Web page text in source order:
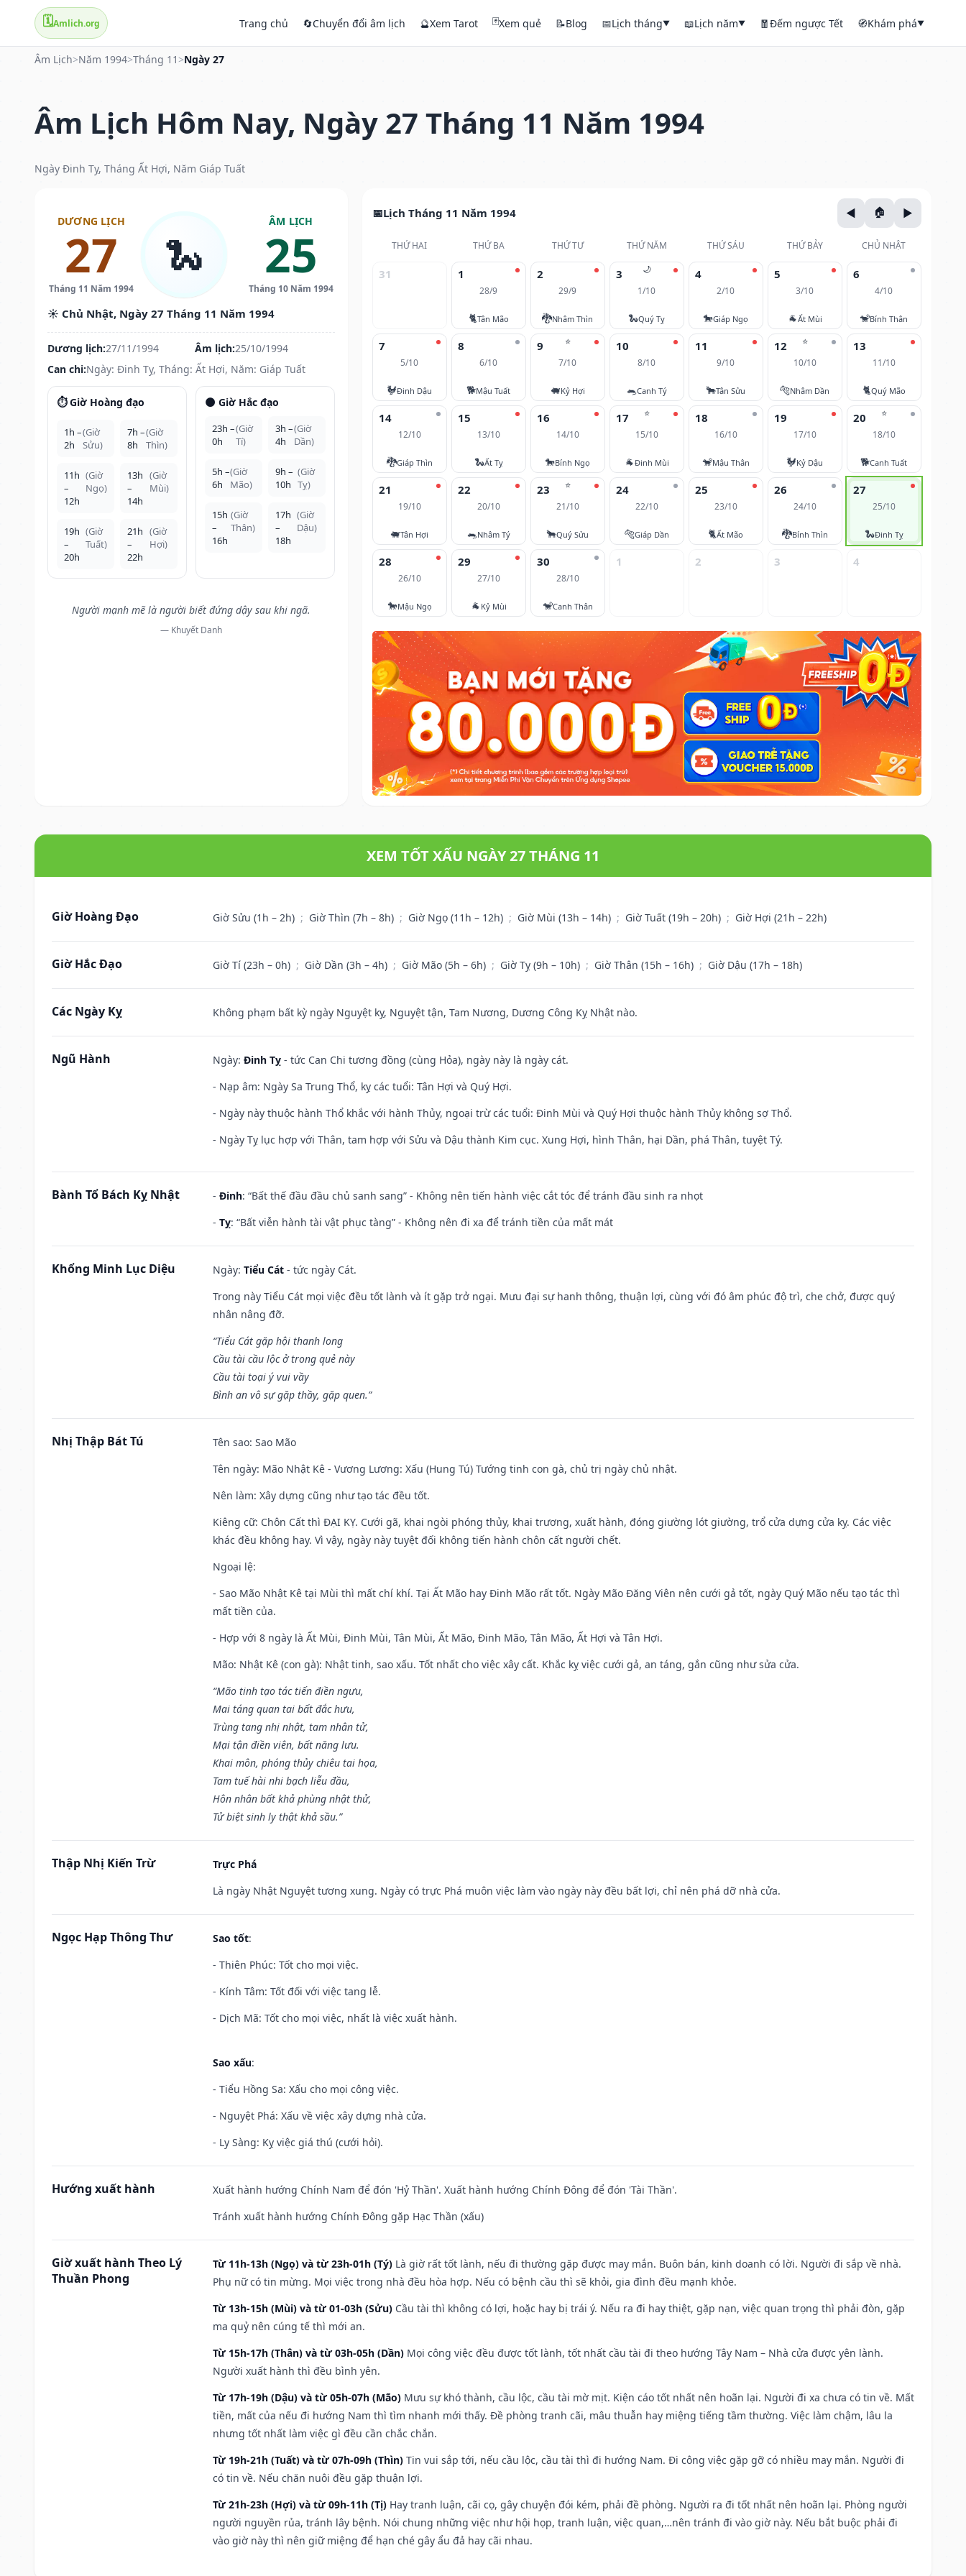
🗓️Amlich.org Trang chủ 🔄Chuyển đổi âm lịch 🔮Xem Tarot 🃏Xem quẻ 📝Blog 📅Lịch tháng▼ 📖Lịch năm▼ 🧧Đếm ngược Tết 🧭Khám phá▼
Âm Lịch>Năm 1994>Tháng 11 >Ngày 27
Âm Lịch Hôm Nay, Ngày 27 Tháng 11 Năm 1994
Ngày Đinh Tỵ, Tháng Ất Hợi, Năm Giáp Tuất
DƯƠNG LỊCH
27
Tháng 11 Năm 1994
🐍
ÂM LỊCH
25
Tháng 10 Năm 1994
☀️ Chủ Nhật, Ngày 27 Tháng 11 Năm 1994
Dương lịch:27/11/1994 Âm lịch:25/10/1994
Can chi:Ngày: Đinh Tỵ, Tháng: Ất Hợi, Năm: Giáp Tuất
⏱️ Giờ Hoàng đạo
1h –
2h
(Giờ
Sửu)
7h –
8h
(Giờ
Thìn)
11h
–
12h
(Giờ
Ngọ)
13h
–
14h
(Giờ
Mùi)
19h
–
20h
(Giờ
Tuất)
21h
–
22h
(Giờ
Hợi)
🌑 Giờ Hắc đạo
23h –
0h
(Giờ
Tí)
3h –
4h
(Giờ
Dần)
5h –
6h
(Giờ
Mão)
9h –
10h
(Giờ
Tỵ)
15h
–
16h
(Giờ
Thân)
17h
–
18h
(Giờ
Dậu)
Người mạnh mẽ là người biết đứng dậy sau khi ngã.
— Khuyết Danh
Lịch Tháng 11 Năm 1994
THỨ HAI THỨ BA THỨ TƯ THỨ NĂM THỨ SÁU THỨ BẢY CHỦ NHẬT
31 1
28/9
🐈Tân Mão
2
29/9
🐉Nhâm Thìn
🌙
3
1/10
🐍Quý Tỵ
4
2/10
🐎Giáp Ngọ
5
3/10
🐐Ất Mùi
6
4/10
🐒Bính Thân
7
5/10
🐓Đinh Dậu
8
6/10
🐕Mậu Tuất
⭐
9
7/10
🐖Kỷ Hợi
10
8/10
🐀Canh Tý
11
9/10
🐂Tân Sửu
⭐
12
10/10
🐅Nhâm Dần
13
11/10
🐈Quý Mão
14
12/10
🐉Giáp Thìn
15
13/10
🐍Ất Tỵ
16
14/10
🐎Bính Ngọ
⭐
17
15/10
🐐Đinh Mùi
18
16/10
🐒Mậu Thân
19
17/10
🐓Kỷ Dậu
⭐
20
18/10
🐕Canh Tuất
21
19/10
🐖Tân Hợi
22
20/10
🐀Nhâm Tý
⭐
23
21/10
🐂Quý Sửu
24
22/10
🐅Giáp Dần
25
23/10
🐈Ất Mão
26
24/10
🐉Bính Thìn
27
25/10
🐍Đinh Tỵ
28
26/10
🐎Mậu Ngọ
29
27/10
🐐 Kỷ Mùi
30
28/10
🐒Canh Thân
1 2 3 4
XEM TỐT XẤU NGÀY 27 THÁNG 11
Giờ Hoàng Đạo Giờ Sửu (1h – 2h) ; Giờ Thìn (7h – 8h) ; Giờ Ngọ (11h – 12h) ; Giờ Mùi (13h – 14h) ; Giờ Tuất (19h – 20h) ; Giờ Hợi (21h – 22h)
Giờ Hắc Đạo Giờ Tí (23h – 0h) ; Giờ Dần (3h – 4h) ; Giờ Mão (5h – 6h) ; Giờ Tỵ (9h – 10h) ; Giờ Thân (15h – 16h) ; Giờ Dậu (17h – 18h)
Các Ngày Kỵ Không phạm bất kỳ ngày Nguyệt kỵ, Nguyệt tận, Tam Nương, Dương Công Kỵ Nhật nào.
Ngũ Hành Ngày: Đinh Tỵ - tức Can Chi tương đồng (cùng Hỏa), ngày này là ngày cát.
- Nạp âm: Ngày Sa Trung Thổ, kỵ các tuổi: Tân Hợi và Quý Hợi.
- Ngày này thuộc hành Thổ khắc với hành Thủy, ngoại trừ các tuổi: Đinh Mùi và Quý Hợi thuộc hành Thủy không sợ Thổ.
- Ngày Tỵ lục hợp với Thân, tam hợp với Sửu và Dậu thành Kim cục. Xung Hợi, hình Thân, hại Dần, phá Thân, tuyệt Tý.
Bành Tổ Bách Kỵ Nhật - Đinh: “Bất thế đầu đầu chủ sanh sang” - Không nên tiến hành việc cắt tóc để tránh đầu sinh ra nhọt
- Tỵ: “Bất viễn hành tài vật phục tàng” - Không nên đi xa để tránh tiền của mất mát
Khổng Minh Lục Diệu Ngày: Tiểu Cát - tức ngày Cát.
Trong này Tiểu Cát mọi việc đều tốt lành và ít gặp trở ngại. Mưu đại sự hanh thông, thuận lợi, cùng với đó âm phúc độ trì, che chở, được quý
nhân nâng đỡ.
“Tiểu Cát gặp hội thanh long
Cầu tài cầu lộc ở trong quẻ này
Cầu tài toại ý vui vầy
Bình an vô sự gặp thầy, gặp quen.”
Nhị Thập Bát Tú Tên sao: Sao Mão
Tên ngày: Mão Nhật Kê - Vương Lương: Xấu (Hung Tú) Tướng tinh con gà, chủ trị ngày chủ nhật.
Nên làm: Xây dựng cũng như tạo tác đều tốt.
Kiêng cữ: Chôn Cất thì ĐẠI KỴ. Cưới gã, khai ngòi phóng thủy, khai trương, xuất hành, đóng giường lót giường, trổ cửa dựng cửa kỵ. Các việc
khác đều không hay. Vì vậy, ngày này tuyệt đối không tiến hành chôn cất người chết.
Ngoại lệ:
- Sao Mão Nhật Kê tại Mùi thì mất chí khí. Tại Ất Mão hay Đinh Mão rất tốt. Ngày Mão Đăng Viên nên cưới gả tốt, ngày Quý Mão nếu tạo tác thì
mất tiền của.
- Hợp với 8 ngày là Ất Mùi, Đinh Mùi, Tân Mùi, Ất Mão, Đinh Mão, Tân Mão, Ất Hợi và Tân Hợi.
Mão: Nhật Kê (con gà): Nhật tinh, sao xấu. Tốt nhất cho việc xây cất. Khắc kỵ việc cưới gả, an táng, gắn cũng như sửa cửa.
“Mão tinh tạo tác tiến điền ngưu,
Mai táng quan tai bất đắc hưu,
Trùng tang nhị nhật, tam nhân tử,
Mại tận điền viên, bất năng lưu.
Khai môn, phóng thủy chiêu tai họa,
Tam tuế hài nhi bạch liễu đầu,
Hôn nhân bất khả phùng nhật thử,
Tử biệt sinh ly thật khả sầu.”
Thập Nhị Kiến Trừ
Trực Phá
Là ngày Nhật Nguyệt tương xung. Ngày có trực Phá muôn việc làm vào ngày này đều bất lợi, chỉ nên phá dỡ nhà cửa.
Ngọc Hạp Thông Thư Sao tốt:
- Thiên Phúc: Tốt cho mọi việc.
- Kính Tâm: Tốt đối với việc tang lễ.
- Dịch Mã: Tốt cho mọi việc, nhất là việc xuất hành.
Sao xấu:
- Tiểu Hồng Sa: Xấu cho mọi công việc.
- Nguyệt Phá: Xấu về việc xây dựng nhà cửa.
- Ly Sàng: Kỵ việc giá thú (cưới hỏi).
Hướng xuất hành
Xuất hành hướng Chính Nam để đón 'Hỷ Thần'. Xuất hành hướng Chính Đông để đón 'Tài Thần'.
Tránh xuất hành hướng Chính Đông gặp Hạc Thần (xấu)
Giờ xuất hành Theo Lý
Thuần Phong
Từ 11h-13h (Ngọ) và từ 23h-01h (Tý) Là giờ rất tốt lành, nếu đi thường gặp được may mắn. Buôn bán, kinh doanh có lời. Người đi sắp về nhà.
Phụ nữ có tin mừng. Mọi việc trong nhà đều hòa hợp. Nếu có bệnh cầu thì sẽ khỏi, gia đình đều mạnh khỏe.
Từ 13h-15h (Mùi) và từ 01-03h (Sửu) Cầu tài thì không có lợi, hoặc hay bị trái ý. Nếu ra đi hay thiệt, gặp nạn, việc quan trọng thì phải đòn, gặp
ma quỷ nên cúng tế thì mới an.
Từ 15h-17h (Thân) và từ 03h-05h (Dần) Mọi công việc đều được tốt lành, tốt nhất cầu tài đi theo hướng Tây Nam – Nhà cửa được yên lành.
Người xuất hành thì đều bình yên.
Từ 17h-19h (Dậu) và từ 05h-07h (Mão) Mưu sự khó thành, cầu lộc, cầu tài mờ mịt. Kiện cáo tốt nhất nên hoãn lại. Người đi xa chưa có tin về. Mất
tiền, mất của nếu đi hướng Nam thì tìm nhanh mới thấy. Đề phòng tranh cãi, mâu thuẫn hay miệng tiếng tầm thường. Việc làm chậm, lâu la
nhưng tốt nhất làm việc gì đều cần chắc chắn.
Từ 19h-21h (Tuất) và từ 07h-09h (Thìn) Tin vui sắp tới, nếu cầu lộc, cầu tài thì đi hướng Nam. Đi công việc gặp gỡ có nhiều may mắn. Người đi
có tin về. Nếu chăn nuôi đều gặp thuận lợi.
Từ 21h-23h (Hợi) và từ 09h-11h (Tị) Hay tranh luận, cãi cọ, gây chuyện đói kém, phải đề phòng. Người ra đi tốt nhất nên hoãn lại. Phòng người
người nguyền rủa, tránh lây bệnh. Nói chung những việc như hội họp, tranh luận, việc quan,…nên tránh đi vào giờ này. Nếu bắt buộc phải đi
vào giờ này thì nên giữ miệng để hạn ché gây ẩu đả hay cãi nhau.